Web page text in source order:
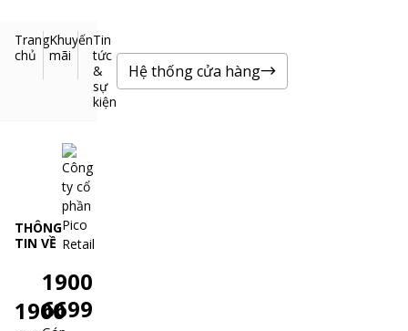
Trang
chủ
Khuyến
mãi
Tin
tức
&
sự
kiện
Hệ thống cửa hàng
THÔNG
TIN VỀ
1900
1900
6699